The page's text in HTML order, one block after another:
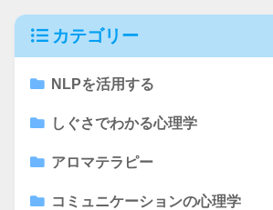
カテゴリー
NLPを活用する
しぐさでわかる心理学
アロマテラピー
コミュニケーションの心理学